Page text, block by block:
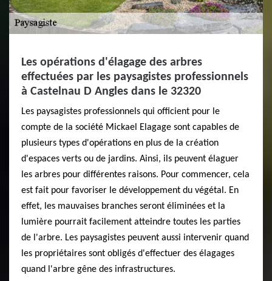
Les opérations d'élagage des arbres
effectuées par les paysagistes professionnels
à Castelnau D Angles dans le 32320
Les paysagistes professionnels qui officient pour le
compte de la société Mickael Elagage sont capables de
plusieurs types d'opérations en plus de la création
d'espaces verts ou de jardins. Ainsi, ils peuvent élaguer
les arbres pour différentes raisons. Pour commencer, cela
est fait pour favoriser le développement du végétal. En
effet, les mauvaises branches seront éliminées et la
lumière pourrait facilement atteindre toutes les parties
de l'arbre. Les paysagistes peuvent aussi intervenir quand
les propriétaires sont obligés d'effectuer des élagages
quand l'arbre gêne des infrastructures.